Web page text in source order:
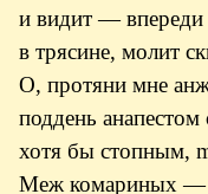
и видит — впереди
в трясине, молит
О, протяни мне
поддень анапестом
хотя бы стопным,
Меж комариных —